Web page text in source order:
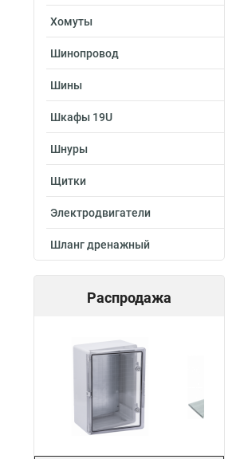
Хомуты
Шинопровод
Шины
Шкафы 19U
Шнуры
Щитки
Электродвигатели
Шланг дренажный
Распродажа